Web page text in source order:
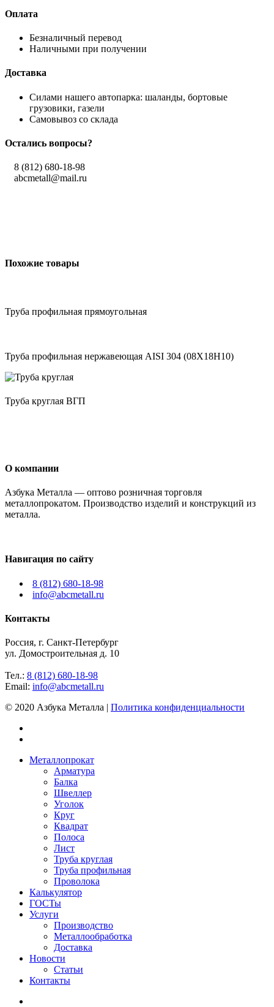
Оплата
Безналичный перевод
Наличными при получении
Доставка
Силами нашего автопарка: шаланды, бортовые
грузовики, газели
Самовывоз со склада
Остались вопросы?
8 (812) 680-18-98
abcmetall@mail.ru
Похожие товары
Труба профильная прямоугольная
Труба профильная нержавеющая AISI 304 (08Х18Н10)
Труба круглая ВГП
О компании
Азбука Металла — оптово розничная торговля
металлопрокатом. Производство изделий и конструкций из
металла.
Навигация по сайту
8 (812) 680-18-98
info@abcmetall.ru
Контакты
Россия, г. Санкт-Петербург
ул. Домостроительная д. 10
Тел.: 8 (812) 680-18-98
Email: info@abcmetall.ru
© 2020 Азбука Металла | Политика конфиденциальности
Металлопрокат
Арматура
Балка
Швеллер
Уголок
Круг
Квадрат
Полоса
Лист
Труба круглая
Труба профильная
Проволока
Калькулятор
ГОСТы
Услуги
Производство
Металлообработка
Доставка
Новости
Статьи
Контакты